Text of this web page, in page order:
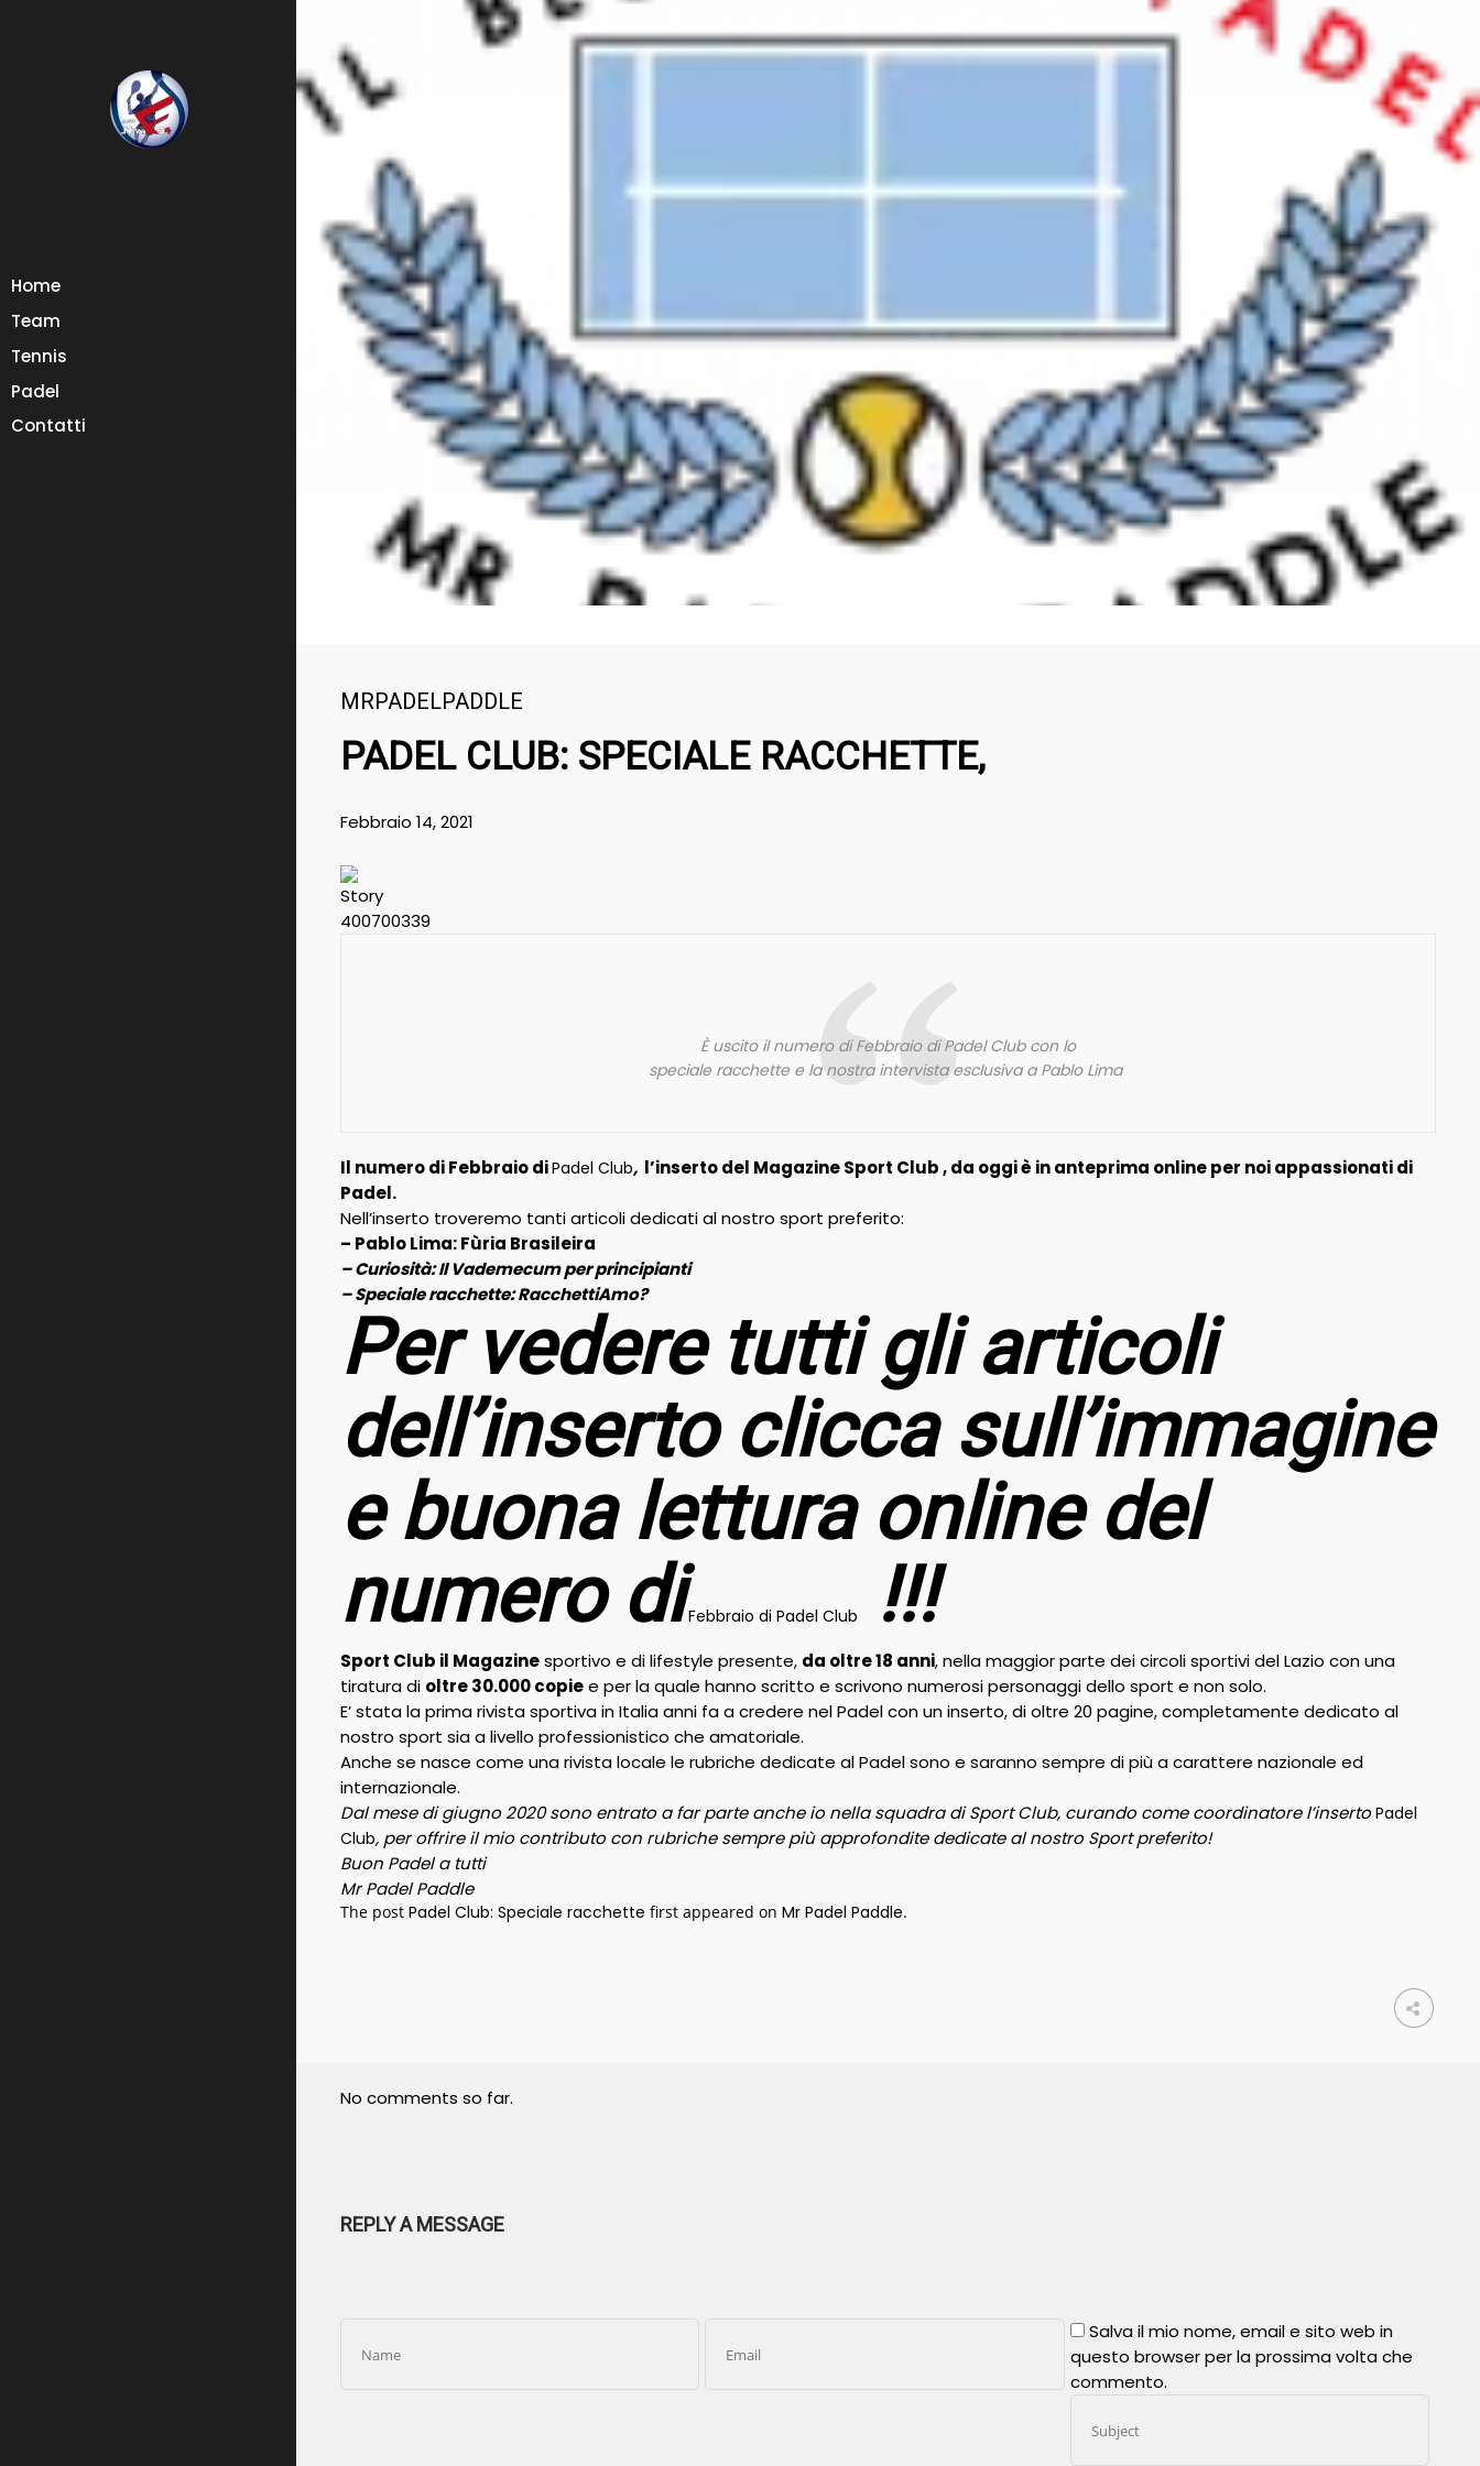
Home
Team
Tennis
Padel
Contatti
MRPADELPADDLE
PADEL CLUB: SPECIALE RACCHETTE,
Febbraio 14, 2021
È uscito il numero di Febbraio di Padel Club con lo
speciale racchette e la nostra intervista esclusiva a Pablo Lima
Il numero di Febbraio diPadel Club,l’inserto del Magazine Sport Club , da oggi è in anteprima online per noi appassionati di
Padel.
Nell’inserto troveremo tanti articoli dedicati al nostro sport preferito:
– Pablo Lima: Fùria Brasileira
– Curiosità: Il Vademecum per principianti
– Speciale racchette: RacchettiAmo?
Per vedere tutti gli articoli
dell’inserto clicca sull’immagine
e buona lettura online del
numero diFebbraio di Padel Club !!!
Sport Club il Magazinesportivo e di lifestyle presente, da oltre 18 anni, nella maggior parte dei circoli sportivi del Lazio con una
tiratura di oltre 30.000 copiee per la quale hanno scritto e scrivono numerosi personaggi dello sport e non solo.
E’ stata la prima rivista sportiva in Italia anni fa a credere nel Padel con un inserto, di oltre 20 pagine, completamente dedicato al
nostro sport sia a livello professionistico che amatoriale.
Anche se nasce come una rivista locale le rubriche dedicate al Padel sono e saranno sempre di più a carattere nazionale ed
internazionale.
Dal mese di giugno 2020 sono entrato a far parte anche io nella squadra di Sport Club, curando come coordinatore l’insertoPadel
Club, per offrire il mio contributo con rubriche sempre più approfondite dedicate al nostro Sport preferito!
Buon Padel a tutti
Mr Padel Paddle
The post Padel Club: Speciale racchette first appeared on Mr Padel Paddle.
No comments so far.
REPLY A MESSAGE
Salva il mio nome, email e sito web in
questo browser per la prossima volta che
commento.